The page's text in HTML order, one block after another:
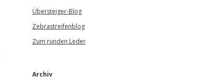
Übersteiger-Blog
Zebrastreifenblog
Zum runden Leder
Archiv